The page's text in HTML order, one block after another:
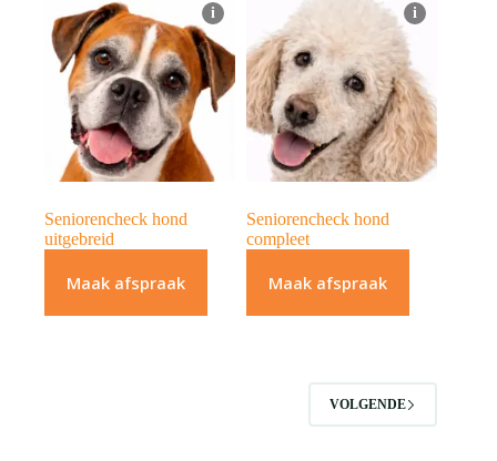
i
Seniorencheck hond
uitgebreid
Maak afspraak
i
Seniorencheck hond
compleet
Maak afspraak
VOLGENDE